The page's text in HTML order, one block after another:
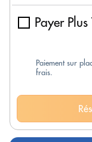
Payer
Paiement sur
frais.